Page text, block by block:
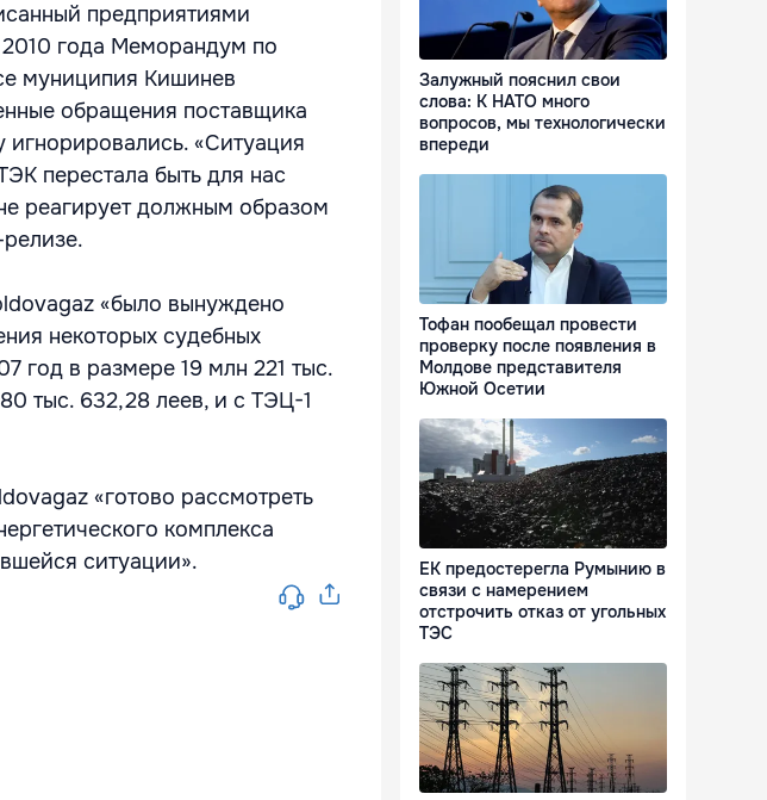
предприятиями
2010 года Меморандум по
муниципия Кишинев
обращения поставщика
игнорировались. «Ситуация
перестала быть для нас
реагирует должным образом
«было вынуждено
некоторых судебных
год в размере 19 млн 221 тыс.
тыс. 632,28 леев, и с ТЭЦ-1
«готово рассмотреть
комплекса
ситуации».
Залужный пояснил свои
слова: К НАТО много
вопросов, мы технологически
впереди
Тофан пообещал провести
проверку после появления в
Молдове представителя
Южной Осетии
ЕК предостерегла Румынию в
связи с намерением
отстрочить отказ от угольных
ТЭС